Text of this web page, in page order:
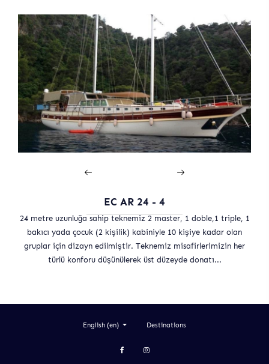
EC AR 24 - 4
24 metre uzunluğa sahip teknemiz 2 master, 1 doble,1 triple, 1
bakıcı yada çocuk (2 kişilik) kabiniyle 10 kişiye kadar olan
gruplar için dizayn edilmiştir. Teknemiz misafirlerimizin her
türlü konforu düşünülerek üst düzeyde donatı...
English (en) Destinations